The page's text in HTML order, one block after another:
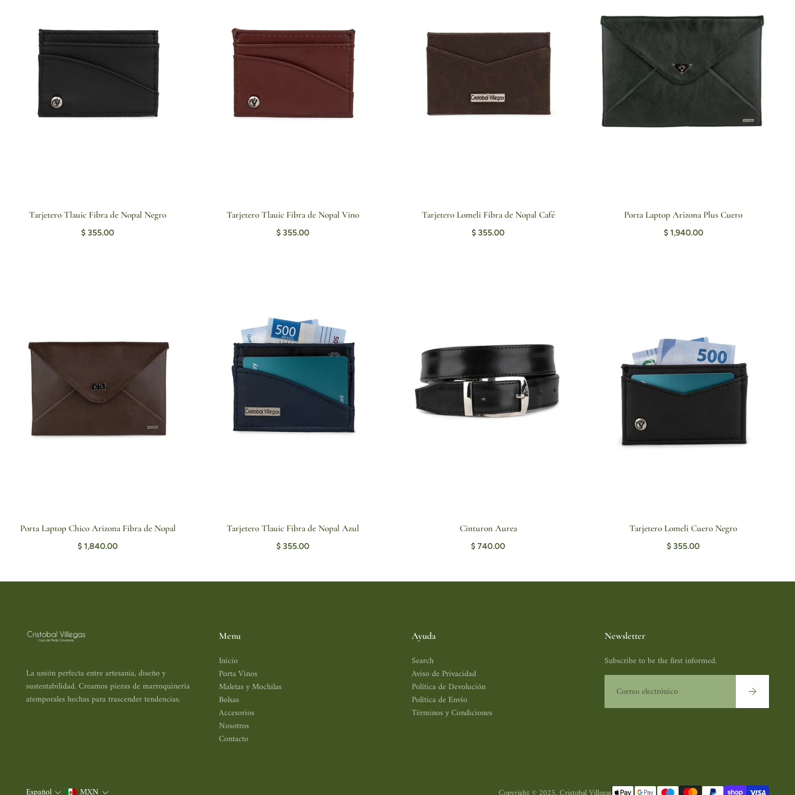
AGREGAR AL CARRITO
Tarjetero Tlauic Fibra de Nopal Negro
$ 355.00
AGREGAR AL CARRITO
Tarjetero Tlauic Fibra de Nopal Vino
$ 355.00
AGREGAR AL CARRITO
Tarjetero Lomeli Fibra de Nopal Café
$ 355.00
AGREGAR AL CARRITO
Porta Laptop Arizona Plus Cuero
$ 1,940.00
AGREGAR AL CARRITO
Porta Laptop Chico Arizona Fibra de Nopal
$ 1,840.00
AGREGAR AL CARRITO
Tarjetero Tlauic Fibra de Nopal Azul
$ 355.00
AGREGAR AL CARRITO
Cinturon Aurea
$ 740.00
AGREGAR AL CARRITO
Tarjetero Lomeli Cuero Negro
$ 355.00
La unión perfecta entre artesanía, diseño y
sustentabilidad. Creamos piezas de marroquinería
atemporales hechas para trascender tendencias.
Menu
Inicio
Porta Vinos
Maletas y Mochilas
Bolsas
Accesorios
Nosotros
Contacto
Ayuda
Search
Aviso de Privacidad
Política de Devolución
Política de Envío
Términos y Condiciones
Newsletter
Subscribe to be the first informed.